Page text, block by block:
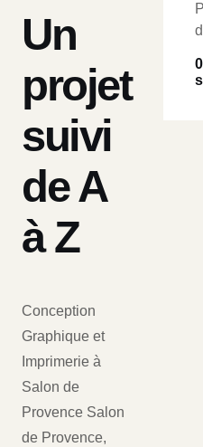
Un
projet
suivi
de A
à Z
Conception
Graphique et
Imprimerie à
Salon de
Provence Salon
de Provence,